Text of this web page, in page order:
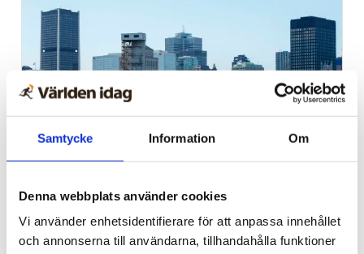
Samtycke Information Om
Denna webbplats använder cookies
Vi använder enhetsidentifierare för att anpassa innehållet
och annonserna till användarna, tillhandahålla funktioner
Judisk restaurang som
startades av Förintelse­